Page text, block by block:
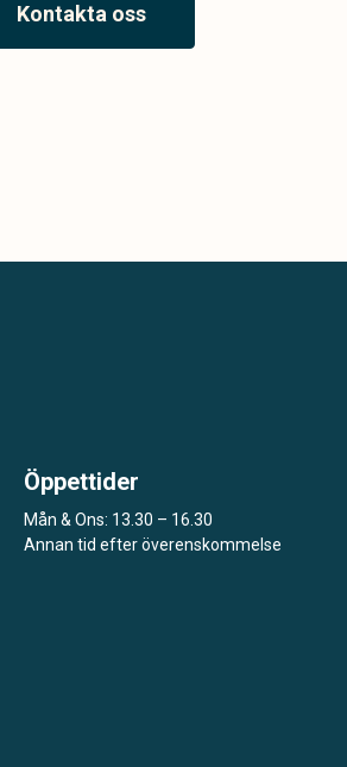
Kontakta oss
Öppettider
Mån & Ons: 13.30 – 16.30
Annan tid efter överenskommelse